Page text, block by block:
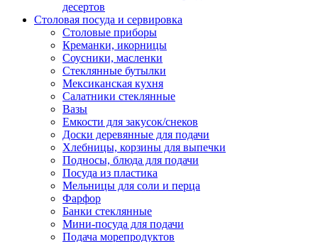
десертов
Столовая посуда и сервировка
Столовые приборы
Креманки, икорницы
Соусники, масленки
Стеклянные бутылки
Мексиканская кухня
Салатники стеклянные
Вазы
Емкости для закусок/снеков
Доски деревянные для подачи
Хлебницы, корзины для выпечки
Подносы, блюда для подачи
Посуда из пластика
Мельницы для соли и перца
Фарфор
Банки стеклянные
Мини-посуда для подачи
Подача морепродуктов